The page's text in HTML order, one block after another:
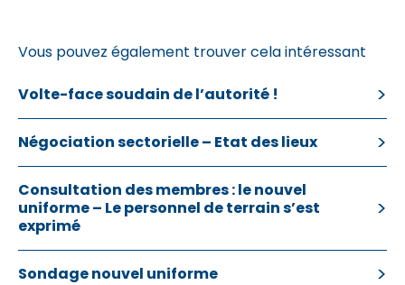
Vous pouvez également trouver cela intéressant
Volte-face soudain de l’autorité !
Négociation sectorielle – Etat des lieux
Consultation des membres : le nouvel
uniforme – Le personnel de terrain s’est
exprimé
Sondage nouvel uniforme